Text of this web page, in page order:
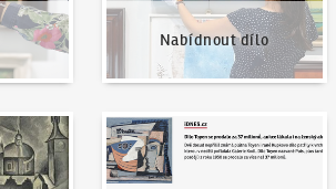
Nabídnout dílo
Napsali o nás